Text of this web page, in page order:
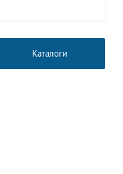
Каталоги